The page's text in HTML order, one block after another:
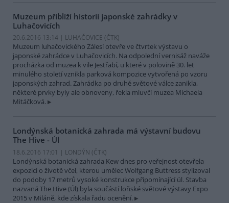
Muzeum přiblíží historii japonské zahrádky v
Luhačovicích
20.6.2016 13:14 | LUHAČOVICE (ČTK)
Muzeum luhačovického Zálesí otevře ve čtvrtek výstavu o
japonské zahrádce v Luhačovicích. Na odpolední vernisáž naváže
procházka od muzea k vile Jestřabí, u které v polovině 30. let
minulého století vznikla parková kompozice vytvořená po vzoru
japonských zahrad. Zahrádka po druhé světové válce zanikla,
některé prvky byly ale obnoveny, řekla mluvčí muzea Michaela
Mitáčková.
Londýnská botanická zahrada má výstavní budovu
The Hive - Úl
18.6.2016 17:01 | LONDÝN (ČTK)
Londýnská botanická zahrada Kew dnes pro veřejnost otevřela
expozici o životě včel, kterou umělec Wolfgang Buttress stylizoval
do podoby 17 metrů vysoké konstrukce připomínající úl. Stavba
nazvaná The Hive (Úl) byla součástí loňské světové výstavy Expo
2015 v Miláně, kde získala řadu ocenění.